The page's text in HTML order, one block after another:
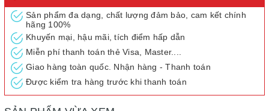
Sản phẩm đa dạng, chất lượng đảm bảo, cam kết chính
hãng 100%
Khuyến mại, hậu mãi, tích điểm hấp dẫn
Miễn phí thanh toán thẻ Visa, Master....
Giao hàng toàn quốc. Nhận hàng - Thanh toán
Được kiểm tra hàng trước khi thanh toán